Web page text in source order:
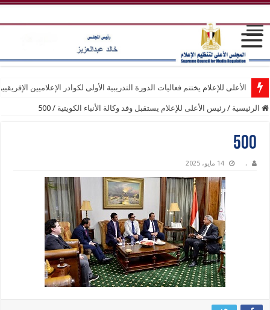
الأعلى للإعلام يختتم فعاليات الدورة التدريبية الأولى لكوادر الإعلاميين
الرئيسية / رئيس الأعلى للإعلام يستقبل وفد وكالة الأنباء الكويتية /
500
500
. 14 مايو، 2025